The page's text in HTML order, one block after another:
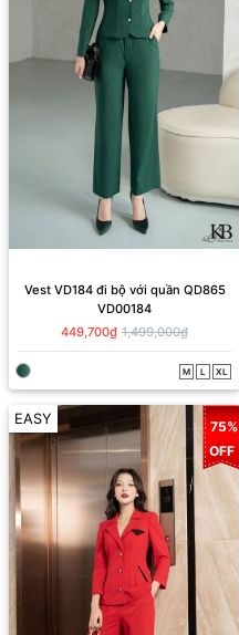
Vest VD184 đi bộ với quần QD865
VD00184
449,700₫ 1,499,000₫
M L XL
EASY
75%
OFF